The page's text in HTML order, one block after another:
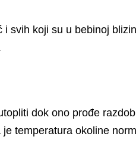
svih koji su u bebinoj
dok ono prođe
temperatura okoline